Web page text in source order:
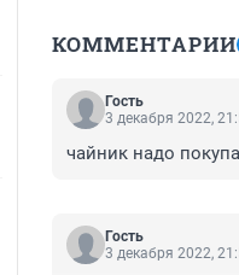
КОММЕНТАРИИ
Гость
3 декабря 2022,
чайник надо
Гость
3 декабря 2022,